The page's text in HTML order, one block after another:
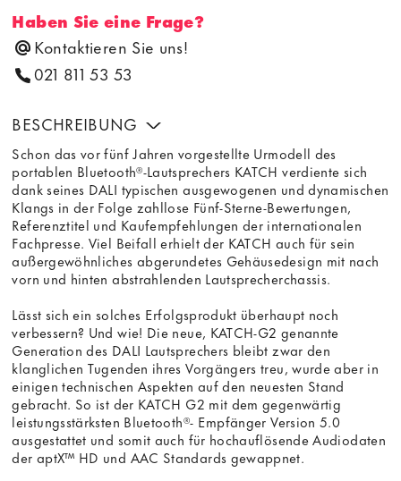
Haben Sie eine Frage?
Kontaktieren Sie uns!
021 811 53 53
BESCHREIBUNG
Schon das vor fünf Jahren vorgestellte Urmodell des
portablen Bluetooth®-Lautsprechers KATCH verdiente sich
dank seines DALI typischen ausgewogenen und dynamischen
Klangs in der Folge zahllose Fünf-Sterne-Bewertungen,
Referenztitel und Kaufempfehlungen der internationalen
Fachpresse. Viel Beifall erhielt der KATCH auch für sein
außergewöhnliches abgerundetes Gehäusedesign mit nach
vorn und hinten abstrahlenden Lautsprecherchassis.
Lässt sich ein solches Erfolgsprodukt überhaupt noch
verbessern? Und wie! Die neue, KATCH-G2 genannte
Generation des DALI Lautsprechers bleibt zwar den
klanglichen Tugenden ihres Vorgängers treu, wurde aber in
einigen technischen Aspekten auf den neuesten Stand
gebracht. So ist der KATCH G2 mit dem gegenwärtig
leistungsstärksten Bluetooth®- Empfänger Version 5.0
ausgestattet und somit auch für hochauflösende Audiodaten
der aptX™ HD und AAC Standards gewappnet.